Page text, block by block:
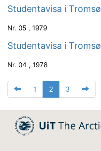
Studentavisa i Tromsø
Nr. 05 , 1979
Studentavisa i Tromsø
Nr. 04 , 1978
1 2 3